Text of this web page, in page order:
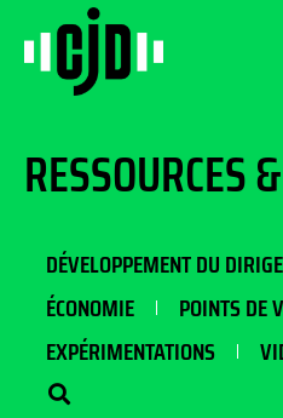
RESSOURCES
DÉVELOPPEMENT DU
ÉCONOMIE
POINTS DE
EXPÉRIMENTATIONS